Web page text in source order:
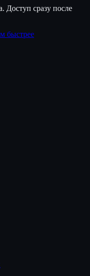
Доступ сразу после
быстрее